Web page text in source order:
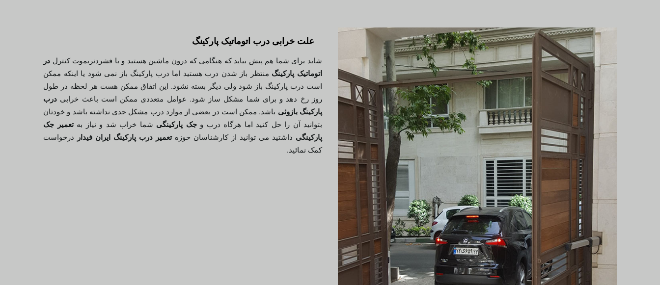
علت خرابی درب اتوماتیک پارکینگ
شاید برای شما هم پیش بیاید که هنگامی که درون ماشین هستید و با فشردنریموت کنترل در
اتوماتیک پارکینگ منتظر باز شدن درب هستید اما درب پارکینگ باز نمی شود یا اینکه ممکن
است درب پارکینگ باز شود ولی دیگر بسته نشود. این اتفاق ممکن هست هر لحظه در طول
روز رخ دهد و برای شما مشکل ساز شود. عوامل متعددی ممکن است باعث خرابی درب
پارکینگ بازوئی باشد. ممکن است در بعضی از موارد درب مشکل جدی نداشته باشد و خودتان
بتوانید آن را حل کنید اما هرگاه درب وجک پارکینگی شما خراب شد و نیاز بهتعمیر جک
پارکینگی داشتید می توانید از کارشناسان حوزهتعمیر درب پارکینگ ایران فیدار درخواست
کمک نمائید.